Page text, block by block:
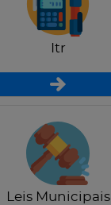
Itr
Leis Municipais